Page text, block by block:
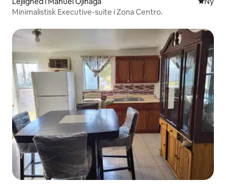
Minimalistisk Executive-suite i Zona Centro.